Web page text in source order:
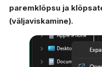
paremklõpsu ja
(väljaviskamine).